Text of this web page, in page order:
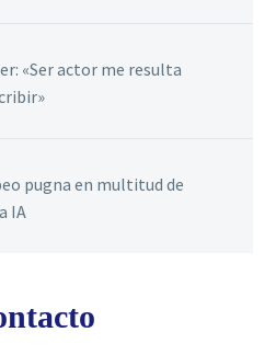
«Ser actor me resulta
pugna en multitud de
IA